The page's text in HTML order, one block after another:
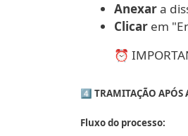
Anexara
Clicar em
⏰
4️⃣ TRAMITAÇÃO APÓS
Fluxo do processo: